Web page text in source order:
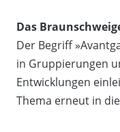
Das
Der Begriff
in Gruppierungen
Entwicklungen
Thema erneut in